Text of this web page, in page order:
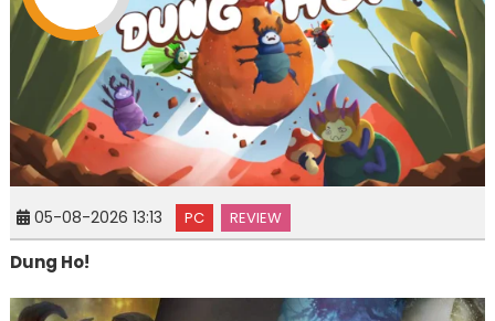
05-08-2026 13:13 PC REVIEW
Dung Ho!